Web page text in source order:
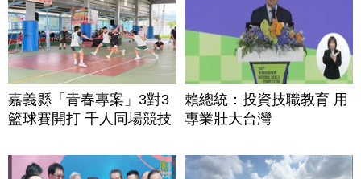
嘉義縣「青春專案」3對3
籃球賽開打 千人同場競技
賴總統：投資技職教育 用
專業壯大台灣